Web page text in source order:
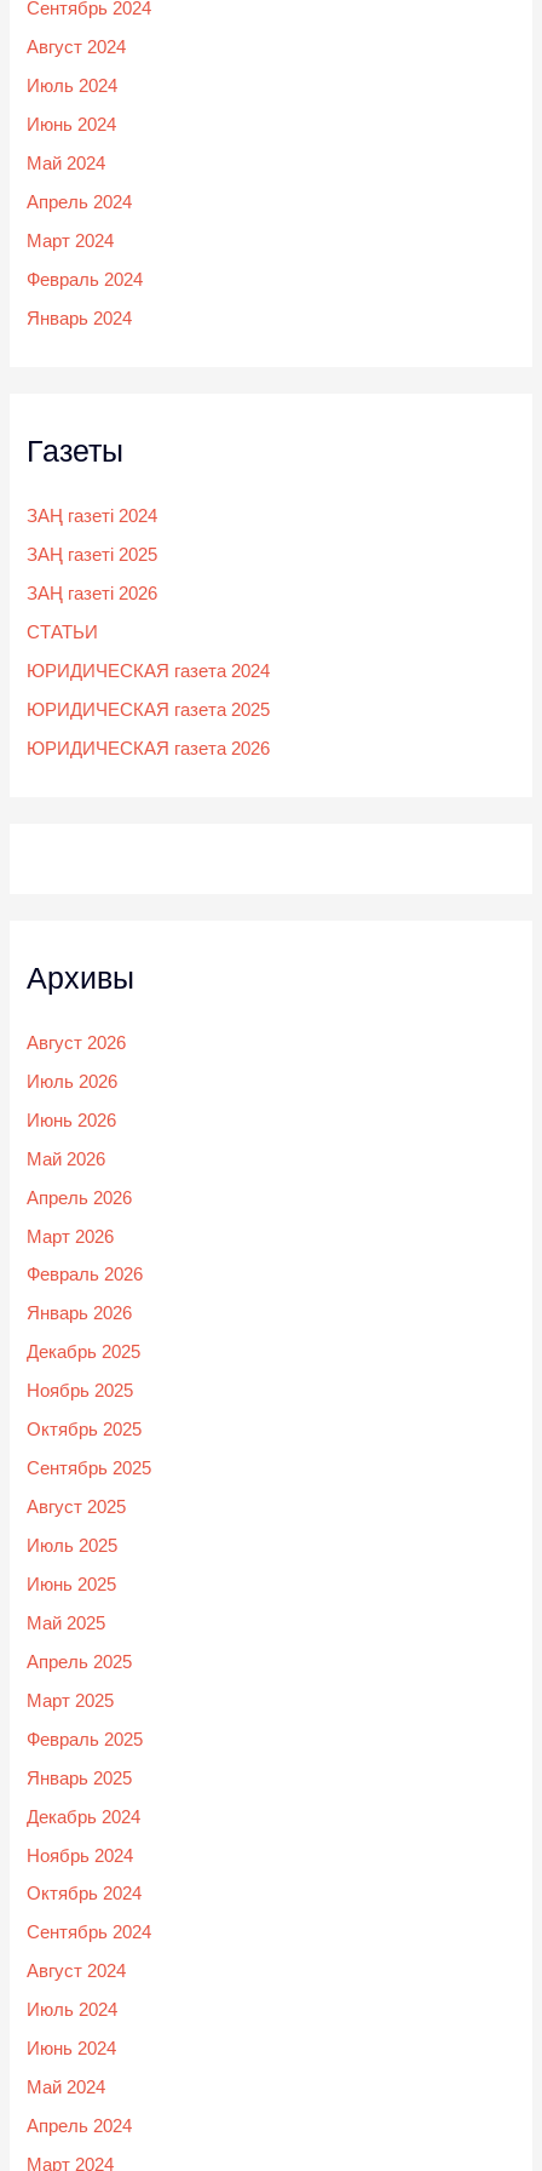
Сентябрь 2024
Август 2024
Июль 2024
Июнь 2024
Май 2024
Апрель 2024
Март 2024
Февраль 2024
Январь 2024
Газеты
ЗАҢ газеті 2024
ЗАҢ газеті 2025
ЗАҢ газеті 2026
СТАТЬИ
ЮРИДИЧЕСКАЯ газета 2024
ЮРИДИЧЕСКАЯ газета 2025
ЮРИДИЧЕСКАЯ газета 2026
Архивы
Август 2026
Июль 2026
Июнь 2026
Май 2026
Апрель 2026
Март 2026
Февраль 2026
Январь 2026
Декабрь 2025
Ноябрь 2025
Октябрь 2025
Сентябрь 2025
Август 2025
Июль 2025
Июнь 2025
Май 2025
Апрель 2025
Март 2025
Февраль 2025
Январь 2025
Декабрь 2024
Ноябрь 2024
Октябрь 2024
Сентябрь 2024
Август 2024
Июль 2024
Июнь 2024
Май 2024
Апрель 2024
Март 2024